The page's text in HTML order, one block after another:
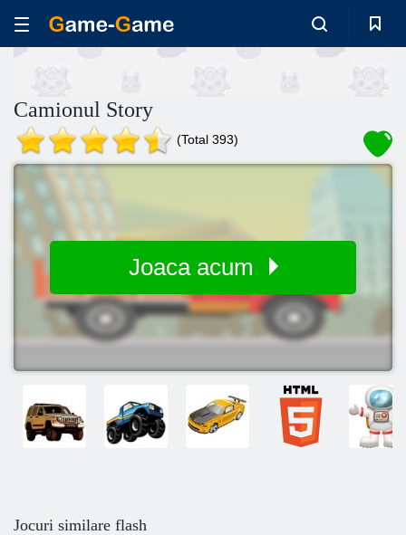
Camionul Story
(Total 393)
Joaca acum
Jocuri similare flash